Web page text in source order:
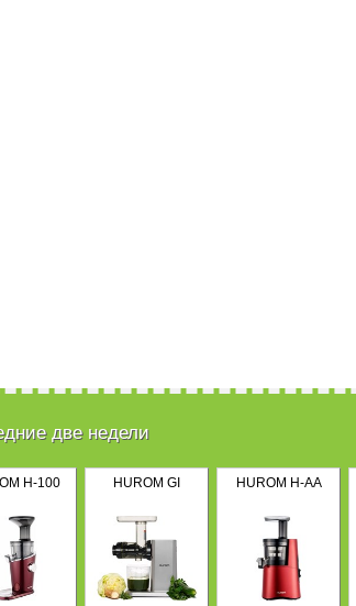
две недели
H-100 HUROM GI HUROM H-AA